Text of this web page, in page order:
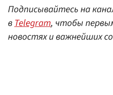
Подписывайтесь на
вTelegram, чтобы
новостях и важнейших